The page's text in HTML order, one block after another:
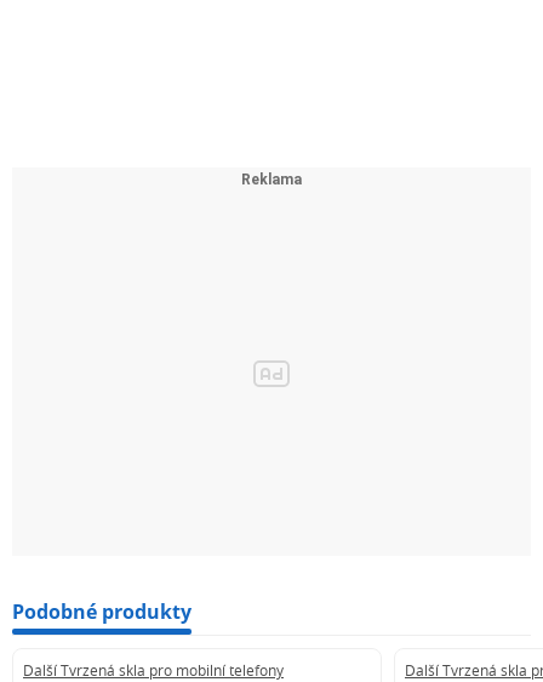
Podobné produkty
Další Tvrzená skla pro mobilní telefony Další Tvrzená skla